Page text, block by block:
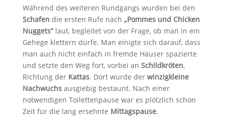
Während des weiteren Rundgangs wurden bei den
Schafen die ersten Rufe nach „Pommes und Chicken
Nuggets“laut, begleitet von der Frage, ob man in ein
Gehege klettern dürfe. Man einigte sich darauf, dass
man auch nicht einfach in fremde Häuser spazierte
und setzte den Weg fort, vorbei an Schildkröten,
Richtung der Kattas. Dort wurde der winzigkleine
Nachwuchsausgiebig bestaunt. Nach einer
notwendigen Toilettenpause war es plötzlich schon
Zeit für die lang ersehnte Mittagspause.